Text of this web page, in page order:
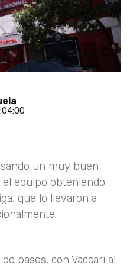
un muy buen
equipo obteniendo
que lo llevaron a
pases, con Vaccari al